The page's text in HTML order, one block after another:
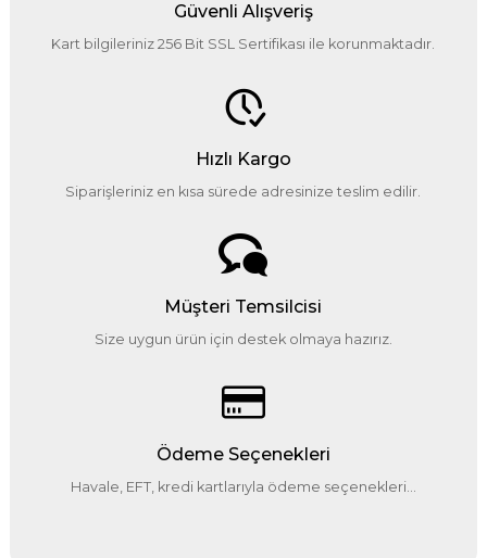
Güvenli Alışveriş
Kart bilgileriniz 256 Bit SSL Sertifikası ile korunmaktadır.
Hızlı Kargo
Siparişleriniz en kısa sürede adresinize teslim edilir.
Müşteri Temsilcisi
Size uygun ürün için destek olmaya hazırız.
Ödeme Seçenekleri
Havale, EFT, kredi kartlarıyla ödeme seçenekleri...